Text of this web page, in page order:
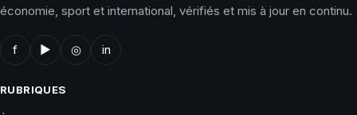
économie, sport et international, vérifiés et mis à jour en continu.
f ▶ ◎ in
RUBRIQUES